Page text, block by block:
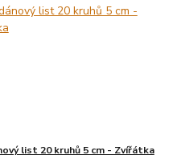
list 20 kruhů 5 cm - Zvířátka